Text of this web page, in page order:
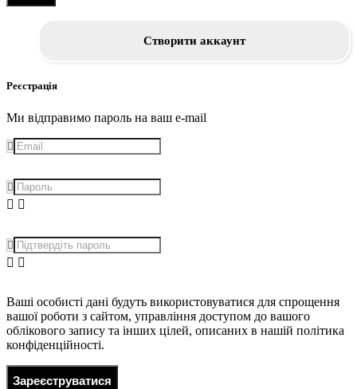
Створити аккаунт
Реєстрація
Ми відправимо пароль на ваш e-mail
Ваші особисті дані будуть використовуватися для спрощення
вашої роботи з сайтом, управління доступом до вашого
облікового запису та інших цілей, описаних в нашій політика
конфіденційності.
Зареєструватися